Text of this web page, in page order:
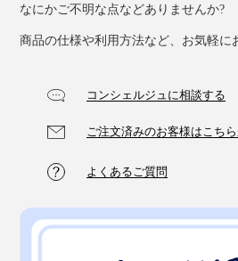
『WOTT』事業の責任者である岸
ー選手の元マネージャー。ケ
あって、『WOTT』携わることに
「このところ、知り合いのサッ
ていると聞いています。
実はこの技術、リカバリーや睡
たのはここ数年ですが、食品の
なにかご不明な点などありませんか?
商品の仕様や利用方法など、お気軽に
コンシェルジュに相談する
ご注文済みのお客様はこち
よくあるご質問